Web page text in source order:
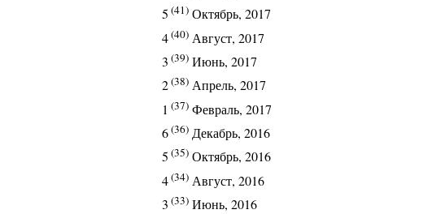
5 (41) Октябрь, 2017
4(40) Август, 2017
3 (39) Июнь, 2017
2(38) Апрель, 2017
1 (37) Февраль, 2017
6(36) Декабрь, 2016
5 (35) Октябрь, 2016
4(34) Август, 2016
3 (33) Июнь, 2016